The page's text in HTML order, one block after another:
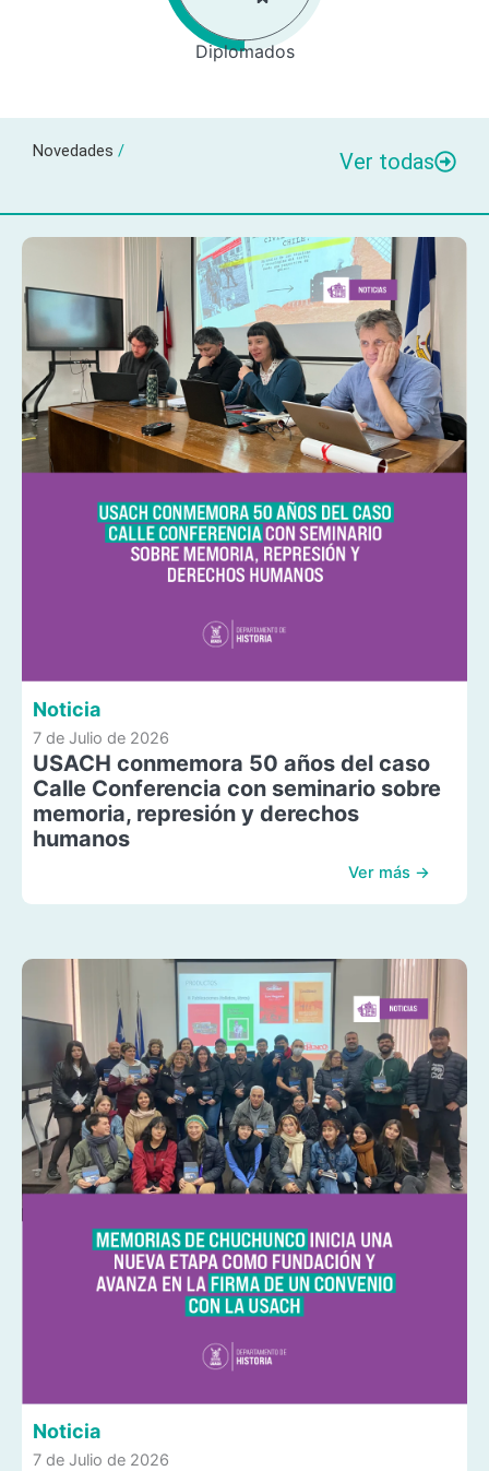
Diplomados
Novedades / Ver todas
Noticia
7 de Julio de 2026
USACH conmemora 50 años del caso
Calle Conferencia con seminario sobre
memoria, represión y derechos
humanos
Ver más →
Noticia
7 de Julio de 2026